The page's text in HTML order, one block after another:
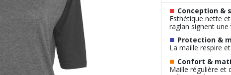
■ Conception &
Esthétique nette
raglan signent une
■ Protection &
La maille respire
■ Confort &
Maille régulière et